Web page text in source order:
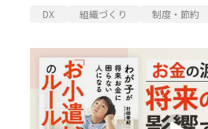
DX 組織づくり 制度・節約